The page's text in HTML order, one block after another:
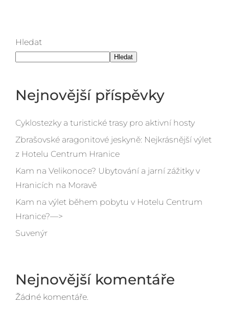
Hledat
Hledat
Nejnovější příspěvky
Cyklostezky a turistické trasy pro aktivní hosty
Zbrašovské aragonitové jeskyně: Nejkrásnější výlet
z Hotelu Centrum Hranice
Kam na Velikonoce? Ubytování a jarní zážitky v
Hranicích na Moravě
Kam na výlet během pobytu v Hotelu Centrum
Hranice?—>
Suvenýr
Nejnovější komentáře
Žádné komentáře.